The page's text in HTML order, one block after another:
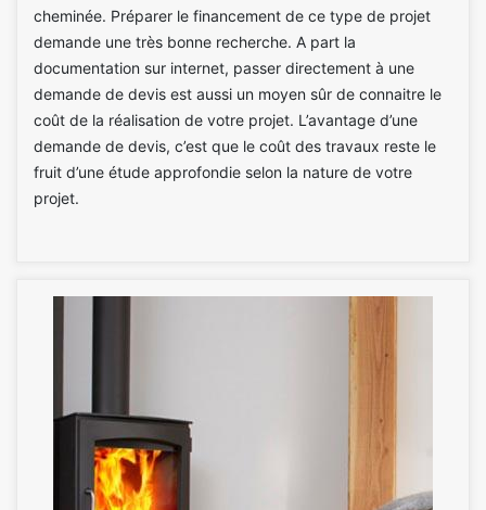
cheminée. Préparer le financement de ce type de projet
demande une très bonne recherche. A part la
documentation sur internet, passer directement à une
demande de devis est aussi un moyen sûr de connaitre le
coût de la réalisation de votre projet. L’avantage d’une
demande de devis, c’est que le coût des travaux reste le
fruit d’une étude approfondie selon la nature de votre
projet.